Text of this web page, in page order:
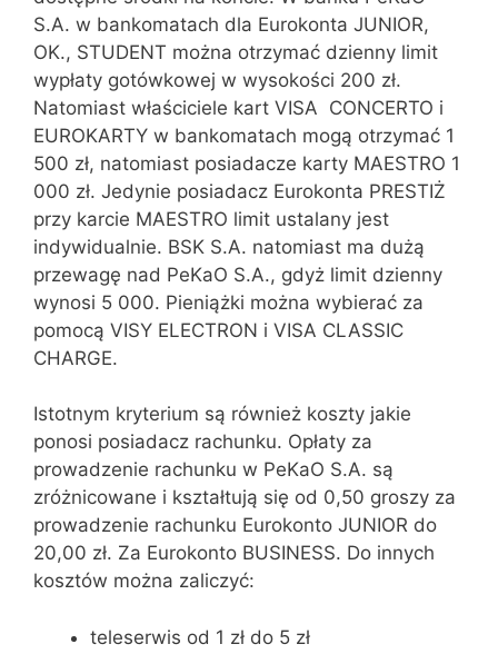
S.A. w bankomatach dla Eurokonta JUNIOR,
OK., STUDENT można otrzymać dzienny limit
wypłaty gotówkowej w wysokości 200 zł.
Natomiast właściciele kart VISA CONCERTO i
EUROKARTY w bankomatach mogą otrzymać 1
500 zł, natomiast posiadacze karty MAESTRO 1
000 zł. Jedynie posiadacz Eurokonta PRESTIŻ
przy karcie MAESTRO limit ustalany jest
indywidualnie. BSK S.A. natomiast ma dużą
przewagę nad PeKaO S.A., gdyż limit dzienny
wynosi 5 000. Pieniążki można wybierać za
pomocą VISY ELECTRON i VISA CLASSIC
CHARGE.
Istotnym kryterium są również koszty jakie
ponosi posiadacz rachunku. Opłaty za
prowadzenie rachunku w PeKaO S.A. są
zróżnicowane i kształtują się od 0,50 groszy za
prowadzenie rachunku Eurokonto JUNIOR do
20,00 zł. Za Eurokonto BUSINESS. Do innych
kosztów można zaliczyć:
teleserwis od 1 zł do 5 zł